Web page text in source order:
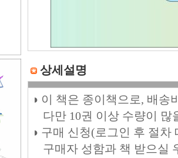
상세설명
◑ 이 책은 종이책으로, 배송
다만 10권 이상 수량이 많
◑ 구매 신청(로그인 후 절
구매자 성함과 책 받으실